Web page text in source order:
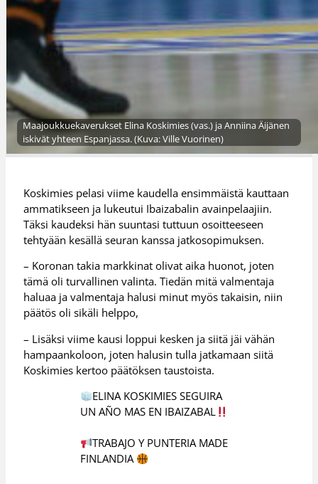
Maajoukkuekaverukset Elina Koskimies (vas.) ja Anniina Äijänen
iskivät yhteen Espanjassa. (Kuva: Ville Vuorinen)
Koskimies pelasi viime kaudella ensimmäistä kauttaan
ammatikseen ja lukeutui Ibaizabalin avainpelaajiin.
Täksi kaudeksi hän suuntasi tuttuun osoitteeseen
tehtyään kesällä seuran kanssa jatkosopimuksen.
– Koronan takia markkinat olivat aika huonot, joten
tämä oli turvallinen valinta. Tiedän mitä valmentaja
haluaa ja valmentaja halusi minut myös takaisin, niin
päätös oli sikäli helppo,
– Lisäksi viime kausi loppui kesken ja siitä jäi vähän
hampaankoloon, joten halusin tulla jatkamaan siitä
Koskimies kertoo päätöksen taustoista.
ELINA KOSKIMIES SEGUIRA
UN AÑO MAS EN IBAIZABAL
TRABAJO Y PUNTERIA MADE
FINLANDIA